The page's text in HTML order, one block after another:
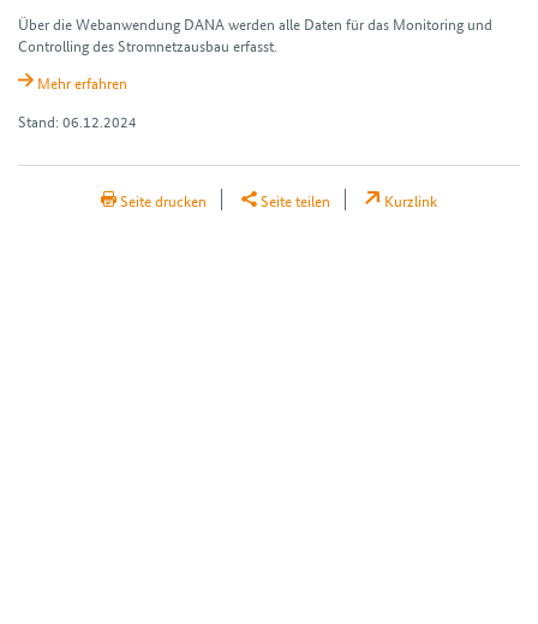
Über die Webanwendung DANA werden alle Daten für das Monitoring und
Controlling des Stromnetzausbau erfasst.
Mehr erfahren
Stand: 06.12.2024
Seite drucken Seite teilen Kurzlink